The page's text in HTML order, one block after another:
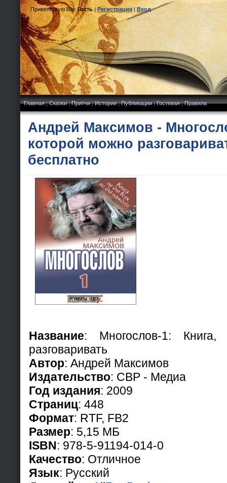
Приветствую Вас Гость|Регистрация|Вход
Главная|Сказки|Притчи|Истории|Публикации|Гостевая|Правила
Андрей Максимов -
которой можно
бесплатно
Название: Многослов-1:
разговаривать
Автор: Андрей Максимов
Издательство: СВР - Медиа
Год издания: 2009
Страниц: 448
Формат: RTF, FB2
Размер: 5,15 МБ
ISBN: 978-5-91194-014-0
Качество: Отличное
Язык: Русский